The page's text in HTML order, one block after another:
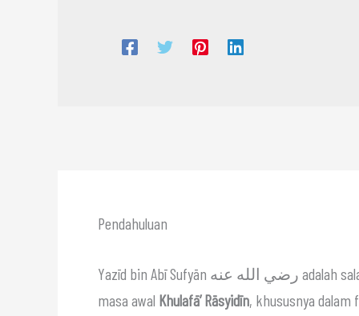
Pendahuluan
Yazīd bin Abī Sufyān رضي الله عنه adalah salah satu sahabat Nabi ﷺ yang memiliki peran penting pada
masa awal Khulafā’ Rāsyidīn, khususnya dalam